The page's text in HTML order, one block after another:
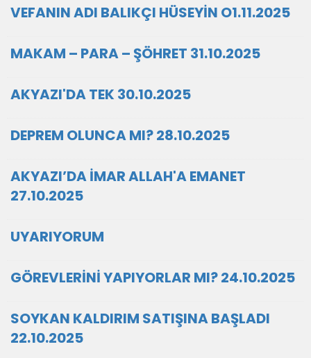
VEFANIN ADI BALIKÇI HÜSEYİN O1.11.2025
MAKAM – PARA – ŞÖHRET 31.10.2025
AKYAZI'DA TEK 30.10.2025
DEPREM OLUNCA MI? 28.10.2025
AKYAZI’DA İMAR ALLAH'A EMANET
27.10.2025
UYARIYORUM
GÖREVLERİNİ YAPIYORLAR MI? 24.10.2025
SOYKAN KALDIRIM SATIŞINA BAŞLADI
22.10.2025